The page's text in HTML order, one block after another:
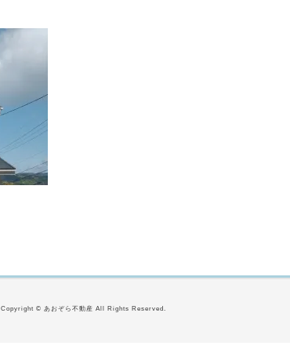
Copyright © あおぞら不動産 All Rights Reserved.